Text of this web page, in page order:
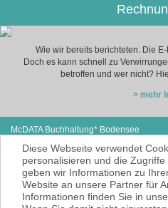
Wie wir bereits berichteten. Die
Doch es kann schnell zu
betroffen und wer nicht?
> mehr
McDATA Buchhaltung* Bodensee
78333 Stockach
McDATA ist eine sehr gute Alternative zu
Ihrem Steuerberater zur Erbringung der
laufenden Finanz- und
Diese Webseite verwendet
personalisieren und die
geben wir Informationen zu
Website an unsere Partner für
Informationen finden Sie in